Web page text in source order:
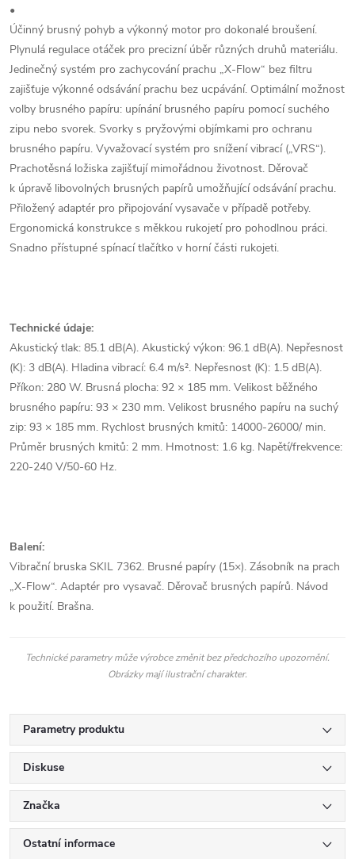
•
Účinný brusný pohyb a výkonný motor pro dokonalé broušení.
Plynulá regulace otáček pro precizní úběr různých druhů materiálu.
Jedinečný systém pro zachycování prachu „X-Flow“ bez filtru
zajišťuje výkonné odsávání prachu bez ucpávání. Optimální možnost
volby brusného papíru: upínání brusného papíru pomocí suchého
zipu nebo svorek. Svorky s pryžovými objímkami pro ochranu
brusného papíru. Vyvažovací systém pro snížení vibrací („VRS“).
Prachotěsná ložiska zajišťují mimořádnou životnost. Děrovač
k úpravě libovolných brusných papírů umožňující odsávání prachu.
Přiložený adaptér pro připojování vysavače v případě potřeby.
Ergonomická konstrukce s měkkou rukojetí pro pohodlnou práci.
Snadno přístupné spínací tlačítko v horní části rukojeti.
Technické údaje:
Akustický tlak: 85.1 dB(A). Akustický výkon: 96.1 dB(A). Nepřesnost
(K): 3 dB(A). Hladina vibrací: 6.4 m/s². Nepřesnost (K): 1.5 dB(A).
Příkon: 280 W. Brusná plocha: 92 × 185 mm. Velikost běžného
brusného papíru: 93 × 230 mm. Velikost brusného papíru na suchý
zip: 93 × 185 mm. Rychlost brusných kmitů: 14000-26000/ min.
Průměr brusných kmitů: 2 mm. Hmotnost: 1.6 kg. Napětí/frekvence:
220-240 V/50-60 Hz.
Balení:
Vibrační bruska SKIL 7362. Brusné papíry (15×). Zásobník na prach
„X-Flow“. Adaptér pro vysavač. Děrovač brusných papírů. Návod
k použití. Brašna.
Technické parametry může výrobce změnit bez předchozího upozornění.
Obrázky mají ilustrační charakter.
Parametry produktu
Diskuse
Značka
Ostatní informace